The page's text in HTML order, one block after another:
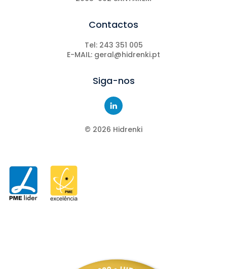
Contactos
Tel: 243 351 005
E-MAIL: geral@hidrenki.pt
Siga-nos
© 2026 Hidrenki